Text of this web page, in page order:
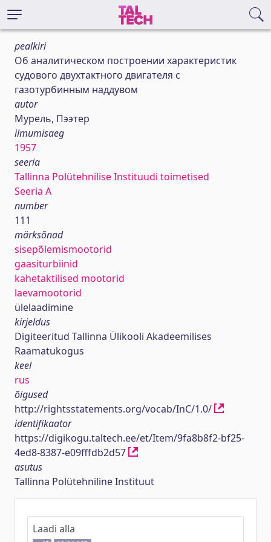
pealkiri
Об аналитическом построении характеристик
судового двухтактного двигателя с
газотурбинным наддувом
autor
Мурель, Пээтер
ilmumisaeg
1957
seeria
Tallinna Polütehnilise Instituudi toimetised
Seeria A
number
111
märksõnad
sisepõlemismootorid
gaasiturbiinid
kahetaktilised mootorid
laevamootorid
ülelaadimine
kirjeldus
Digiteeritud Tallinna Ülikooli Akadeemilises
Raamatukogus
keel
rus
õigused
http://rightsstatements.org/vocab/InC/1.0/
identifikaator
https://digikogu.taltech.ee/et/Item/9fa8b8f2-bf25-
4ed8-8387-e09fffdb2d57
asutus
Tallinna Polütehniline Instituut
Laadi alla